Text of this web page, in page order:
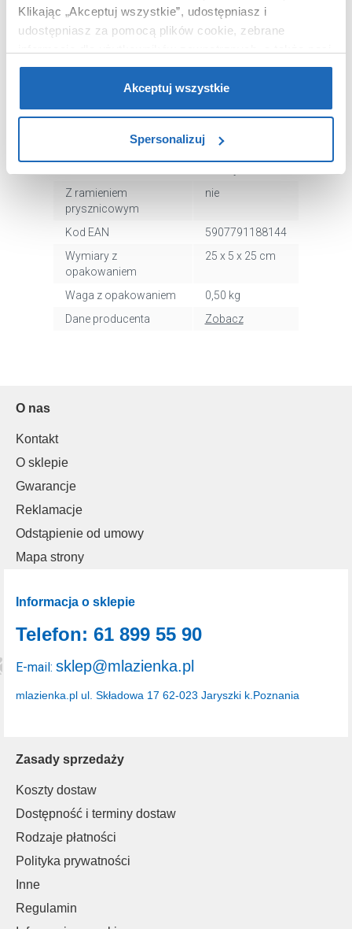
Klikając „Akceptuj wszystkie”, udostępniasz i
udostępniasz za pomocą plików cookie, zebrane
partnerzy reklamowi.Jeśli chcesz, włącz „Tylko
wymagane pliki cookie”.Pamiętaj jednak, że
zablokowane niektóre pliki cookie mogą mieć wpływ na
cookie, kliknij „Ustawienia plików cookie”.
uzyskać więcej informacji na temat plików cookie i tego,
dlaczego ich przepisy, przejdź do zakładu „Informacje o
plikach cookie”.
Akceptuj wszystkie
Spersonalizuj
Marka
Laveo
Seria
Leia
Dłuższy bok
24 cm
24 cm
Z ramieniem
prysznicowym
nie
Kod EAN
5907791188144
Wymiary z
opakowaniem
25 x 5 x 25 cm
Waga z opakowaniem
0,50 kg
Dane producenta
Zobacz
O nas
Kontakt
O sklepie
Gwarancje
Reklamacje
Odstąpienie od umowy
Mapa strony
Zasady sprzedaży
Koszty dostaw
Dostępność i terminy dostaw
Rodzaje płatności
Polityka prywatności
Inne
Regulamin
Informacja o sklepie
mlazienka.pl ul. Składowa 17 62-023 Jaryszki k.Poznania
Telefon: 61 899 55 90
E-mail: sklep@mlazienka.pl